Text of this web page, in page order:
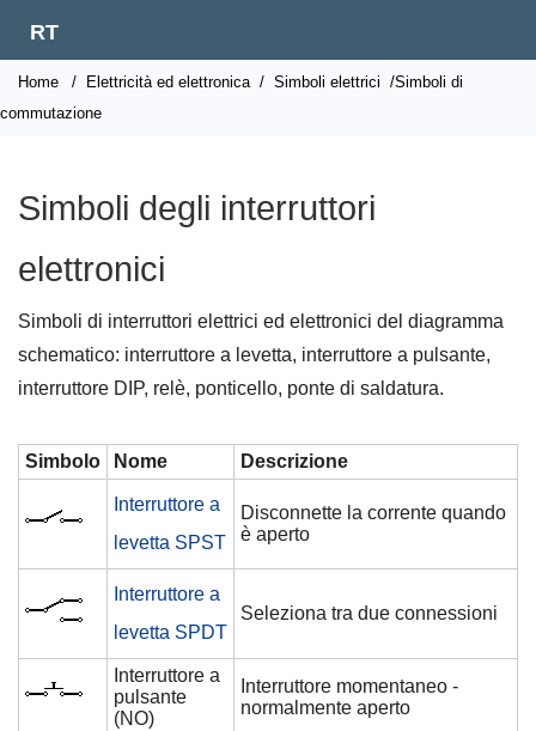
RT
Home / Elettricità ed elettronica / Simboli elettrici /Simboli di
commutazione
Simboli degli interruttori
elettronici
Simboli di interruttori elettrici ed elettronici del diagramma
schematico: interruttore a levetta, interruttore a pulsante,
interruttore DIP, relè, ponticello, ponte di saldatura.
Simbolo Nome Descrizione
Interruttore a
levetta SPST
Disconnette la corrente quando
è aperto
Interruttore a
levetta SPDT
Seleziona tra due connessioni
Interruttore a
pulsante
(NO)
Interruttore momentaneo -
normalmente aperto